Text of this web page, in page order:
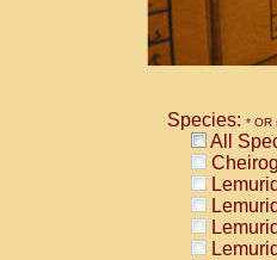
Species: * OR
All